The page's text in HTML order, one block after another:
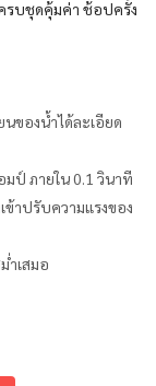
รบชุดคุ้มค่า ช้อปครั้ง
นของน้ำได้ละเอียด
มป์ ภายใน 0.1 วินาที
าปรับความแรงของ
ำเสมอ